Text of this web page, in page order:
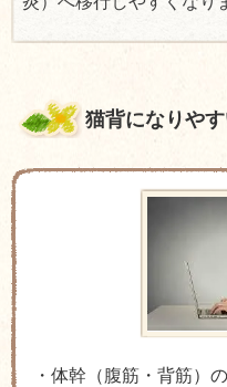
猫背になりや
・体幹（腹筋・背筋）